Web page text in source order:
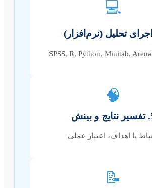
💻
SPSS, R, Python, Minitab,
🧠
بینش
با اهداف، اعتبار عملی
📝